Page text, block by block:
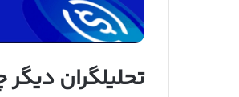
تحلیلگران